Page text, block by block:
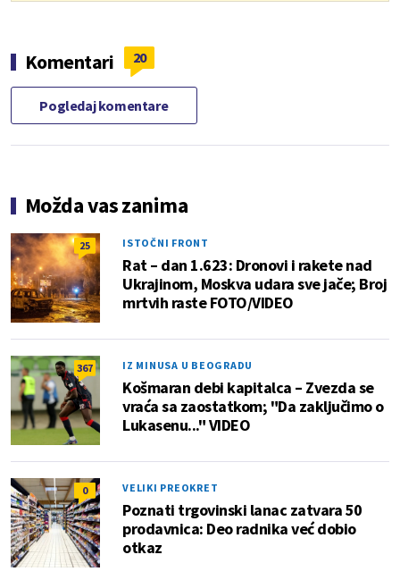
Komentari 20
Pogledaj komentare
Možda vas zanima
25 ISTOČNI FRONT
Rat – dan 1.623: Dronovi i rakete nad
Ukrajinom, Moskva udara sve jače; Broj
mrtvih raste FOTO/VIDEO
367 IZ MINUSA U BEOGRADU
Košmaran debi kapitalca – Zvezda se
vraća sa zaostatkom; "Da zaključimo o
Lukasenu..." VIDEO
0 VELIKI PREOKRET
Poznati trgovinski lanac zatvara 50
prodavnica: Deo radnika već dobio
otkaz